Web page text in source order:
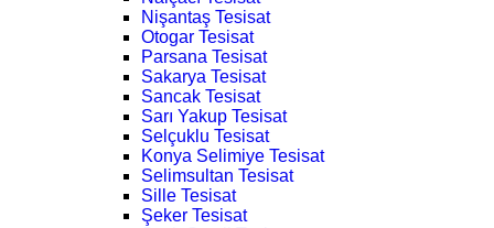
Nişantaş Tesisat
Otogar Tesisat
Parsana Tesisat
Sakarya Tesisat
Sancak Tesisat
Sarı Yakup Tesisat
Selçuklu Tesisat
Konya Selimiye Tesisat
Selimsultan Tesisat
Sille Tesisat
Şeker Tesisat